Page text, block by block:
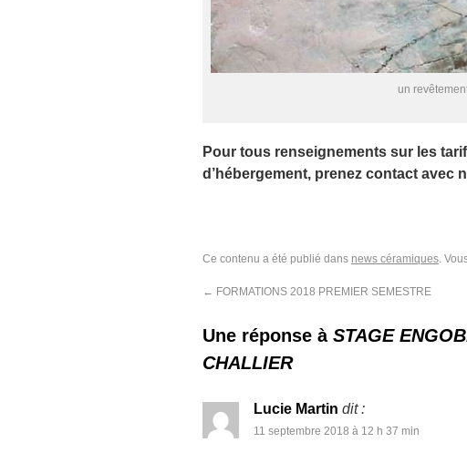
un
Pour tous renseignements sur les
d’hébergement, prenez contact avec
Ce contenu a été publié dans news céramiques.
← FORMATIONS 2018 PREMIER SEMESTRE
Une réponse à STAGE
CHALLIER
Lucie Martin dit :
11 septembre 2018 à 12 h 37 min